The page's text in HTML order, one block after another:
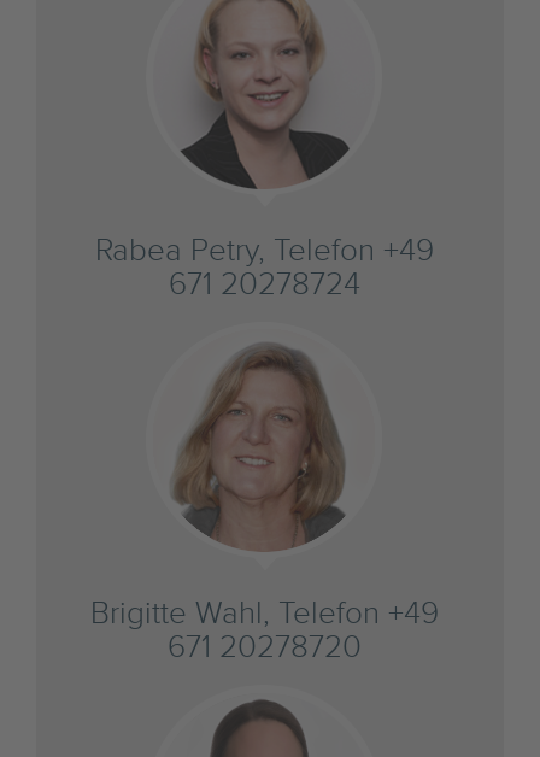
Rabea Petry, Telefon +49
671 20278724
Brigitte Wahl, Telefon +49
671 20278720